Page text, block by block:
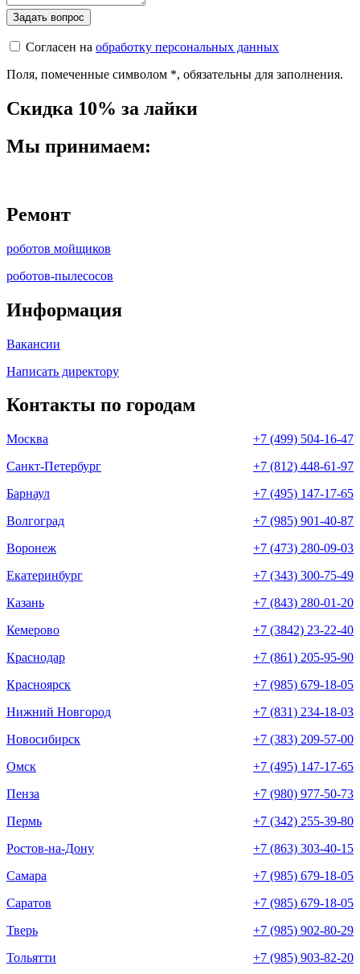
Согласен на обработку персональных данных
Поля, помеченные символом *, обязательны для заполнения.
Скидка 10% за лайки
Мы принимаем:
Ремонт
роботов мойщиков
роботов-пылесосов
Информация
Вакансии
Написать директору
Контакты по городам
Москва
+7 (499) 504-16-47
Санкт-Петербург
+7 (812) 448-61-97
Барнаул
+7 (495) 147-17-65
Волгоград
+7 (985) 901-40-87
Воронеж
+7 (473) 280-09-03
Екатеринбург
+7 (343) 300-75-49
Казань
+7 (843) 280-01-20
Кемерово
+7 (3842) 23-22-40
Краснодар
+7 (861) 205-95-90
Красноярск
+7 (985) 679-18-05
Нижний Новгород
+7 (831) 234-18-03
Новосибирск
+7 (383) 209-57-00
Омск
+7 (495) 147-17-65
Пенза
+7 (980) 977-50-73
Пермь
+7 (342) 255-39-80
Ростов-на-Дону
+7 (863) 303-40-15
Самара
+7 (985) 679-18-05
Саратов
+7 (985) 679-18-05
Тверь
+7 (985) 902-80-29
Тольятти
+7 (985) 903-82-20